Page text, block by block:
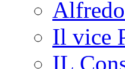
Il vice
IL